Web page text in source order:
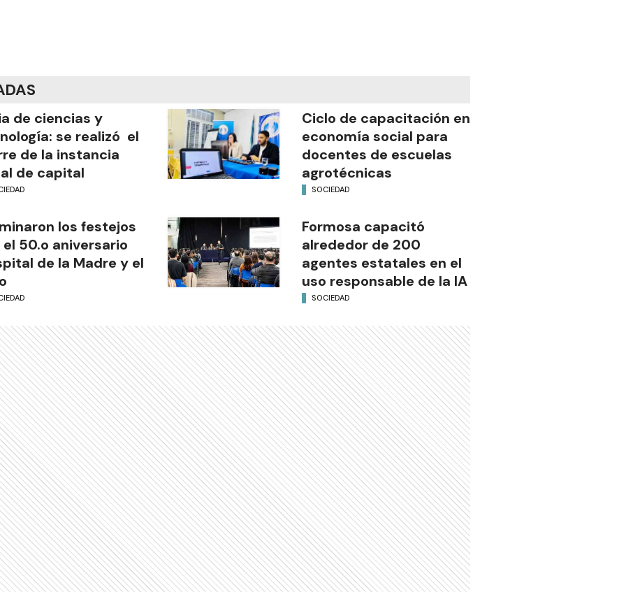
de ciencias y
se realizó el
de la instancia
de capital
Ciclo de capacitación en
economía social para
docentes de escuelas
agrotécnicas
SOCIEDAD
los festejos
50.o aniversario
de la Madre y el
Formosa capacitó
alrededor de 200
agentes estatales en el
uso responsable de la IA
SOCIEDAD